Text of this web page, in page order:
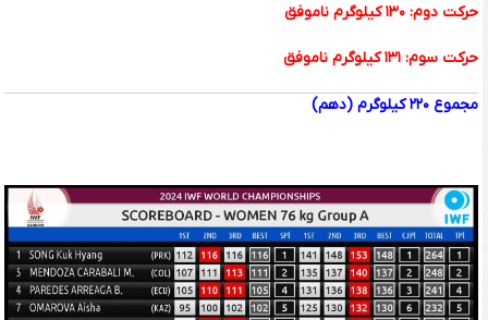
حرکت دوم: ۱۳۰ کیلوگرم ناموفق
حرکت سوم: ۱۳۱ کیلوگرم ناموفق
مجموع ۲۲۰ کیلوگرم (دهم)